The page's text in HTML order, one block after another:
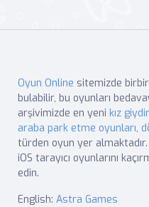
Oyun Online sitemizde
bulabilir, bu oyunları
arşivimizde en yeni kız
araba park etme oyunları,
türden oyun yer
iOS tarayıcı oyunlarını
edin.
English: Astra Games